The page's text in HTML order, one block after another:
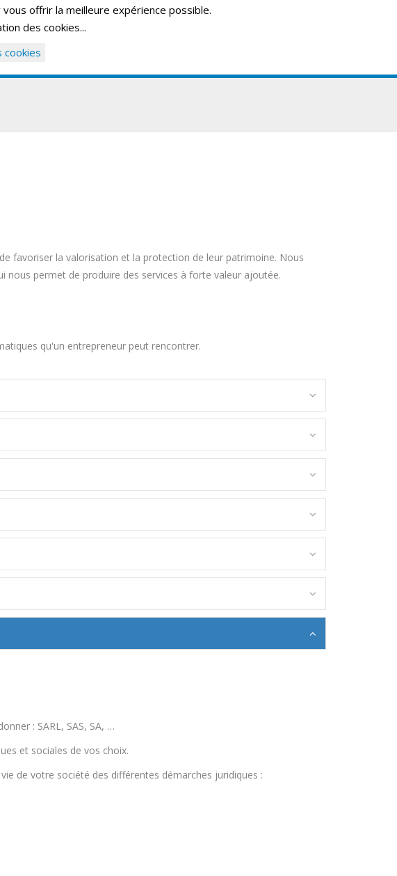
offrir la meilleure expérience possible.
des cookies...
cookies
SERVICES
favoriser la valorisation et la protection de leur patrimoine. Nous
nous permet de produire des services à forte valeur ajoutée.
qu'un entrepreneur peut rencontrer.
: SARL, SAS, SA, …
et sociales de vos choix.
de votre société des différentes démarches juridiques :